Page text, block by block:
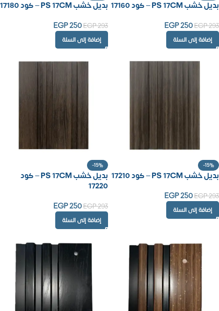
بديل خشب PS 17CM – كود 17160
EGP293
EGP250
إضافة إلى السلة
بديل خشب PS 17CM – كود 17180
EGP293
EGP250
إضافة إلى السلة
-15%
بديل خشب PS 17CM – كود 17210
EGP293
EGP250
إضافة إلى السلة
-15%
بديل خشب PS 17CM – كود
17220
EGP293
EGP250
إضافة إلى السلة